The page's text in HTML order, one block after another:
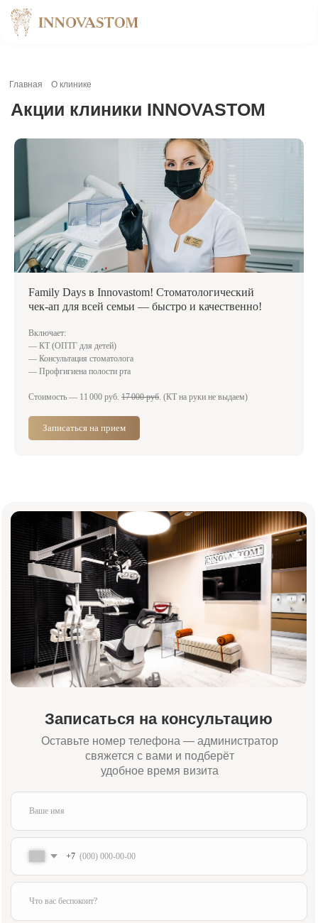
Акции клиники INNOVASTOM
Family Days в Innovastom! Стоматологический
чек-ап для всей семьи — быстро и качественно!
Включает:
— КТ (ОПТГ для детей)
— Консультация стоматолога
— Профгигиена полости рта
Стоимость — 11 000 руб. 17 000 руб. (КТ на руки не выдаем)
Записаться на прием
Записаться на консультацию
Оставьте номер телефона — администратор
свяжется с вами и подберёт
удобное время визита
+7
Я подтверждаю ознакомление и даюсогласие на обработку моих
персональных данных в порядке и на условиях, указанных вполитике
обработки персональных данных
Или свяжитесь с нами напрямую:
+7 (984) 000-88-88